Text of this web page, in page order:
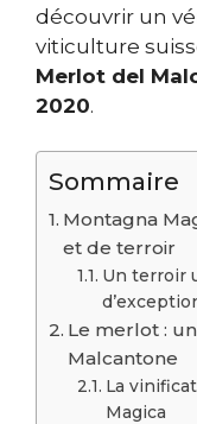
découvrir un
viticulture
Merlot del
2020.
Sommaire
Montagna
et de terroir
Un terroir
Le merlot :
Malcantone
La
Magica